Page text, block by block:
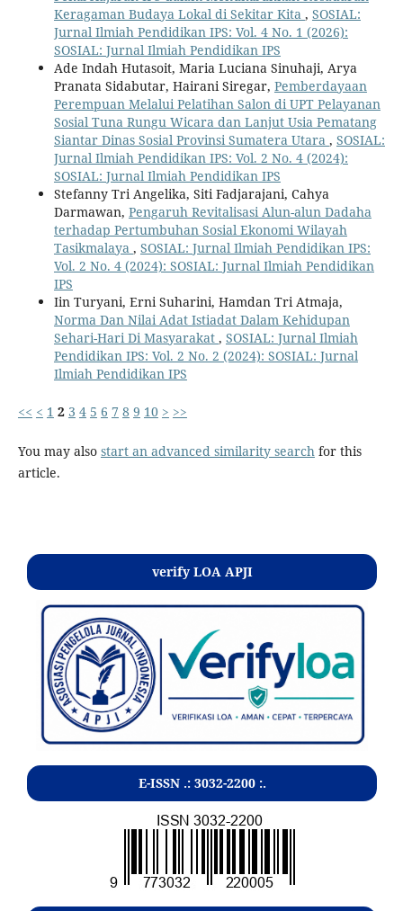
Keragaman Budaya Lokal di Sekitar Kita , SOSIAL:
Jurnal Ilmiah Pendidikan IPS: Vol. 4 No. 1 (2026):
SOSIAL: Jurnal Ilmiah Pendidikan IPS
Ade Indah Hutasoit, Maria Luciana Sinuhaji, Arya
Pranata Sidabutar, Hairani Siregar, Pemberdayaan
Perempuan Melalui Pelatihan Salon di UPT Pelayanan
Sosial Tuna Rungu Wicara dan Lanjut Usia Pematang
Siantar Dinas Sosial Provinsi Sumatera Utara , SOSIAL:
Jurnal Ilmiah Pendidikan IPS: Vol. 2 No. 4 (2024):
SOSIAL: Jurnal Ilmiah Pendidikan IPS
Stefanny Tri Angelika, Siti Fadjarajani, Cahya
Darmawan, Pengaruh Revitalisasi Alun-alun Dadaha
terhadap Pertumbuhan Sosial Ekonomi Wilayah
Tasikmalaya , SOSIAL: Jurnal Ilmiah Pendidikan IPS:
Vol. 2 No. 4 (2024): SOSIAL: Jurnal Ilmiah Pendidikan
IPS
Iin Turyani, Erni Suharini, Hamdan Tri Atmaja,
Norma Dan Nilai Adat Istiadat Dalam Kehidupan
Sehari-Hari Di Masyarakat , SOSIAL: Jurnal Ilmiah
Pendidikan IPS: Vol. 2 No. 2 (2024): SOSIAL: Jurnal
Ilmiah Pendidikan IPS
<< < 1 2 3 4 5 6 7 8 9 10 > >>
You may also start an advanced similarity searchfor this
article.
verify LOA APJI
E-ISSN .: 3032-2200:.